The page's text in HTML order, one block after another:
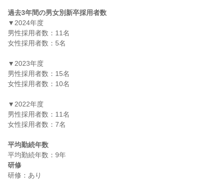
過去3年間の男女別新卒採用者数
▼2024年度
男性採用者数：11名
女性採用者数：5名
▼2023年度
男性採用者数：15名
女性採用者数：10名
▼2022年度
男性採用者数：11名
女性採用者数：7名
平均勤続年数
研修
研修：あり